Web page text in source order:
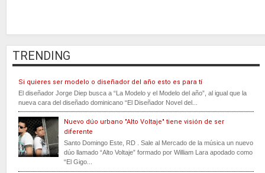
TRENDING
Si quieres ser modelo o diseñador del año esto es para tí
El diseñador Jorge Diep busca a “La Modelo y el Modelo del año”, al igual que la
nueva cara del diseñado dominicano “El Diseñador Novel del...
Nuevo dúo urbano "Alto Voltaje" tiene visión de ser
diferente
Santo Domingo Este, RD . Sale al Mercado de la música un nuevo
dúo llamado “Alto Voltaje” formado por William Lara apodado como
“El Gigo...